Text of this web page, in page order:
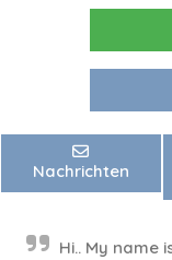
Nachrichten
Hi.. My name